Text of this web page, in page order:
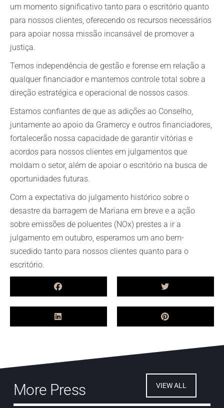
um momento significativo tanto para o escritório quanto
para nossos clientes, oferecendo os recursos necessários
para apoiar nossa missão incansável de promover a
justiça.
Temos independência de gestão e forense em relação a
qualquer financiador e mantemos controle total sobre a
direção estratégica e operacional de nossos casos.
Estamos confiantes de que as adições ao Conselho,
juntamente ao apoio da Gramercy e outros financiadores,
fortalecerão nossa capacidade de garantir vitórias e
acordos para nossos clientes em julgamentos que
moldam o setor, além de apoiar o escritório na busca de
oportunidades futuras.
Com a expectativa do julgamento histórico sobre o
desastre da barragem de Mariana em breve e a ação
sobre emissões de poluentes (NOx) prestes a ir a
julgamento em outubro, esperamos um ano bem-
sucedido tanto para nossos clientes quanto para o
escritório.
More Press VIEW ALL